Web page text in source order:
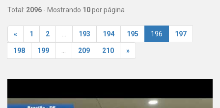
Total: 2096 - Mostrando 10por página
« 1 2 193 194 195 196 197
198 199 209 210 »